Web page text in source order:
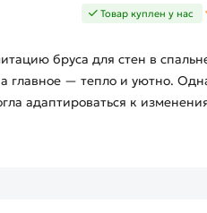
Товар куплен у нас
бруса для стен в
главное — тепло и уютно.
адаптироваться к